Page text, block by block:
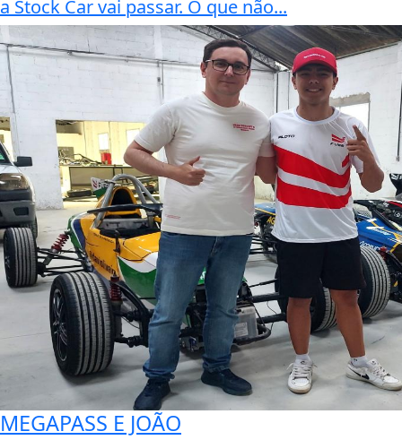
a Stock Car vai passar. O que não...
MEGAPASS E JOÃO